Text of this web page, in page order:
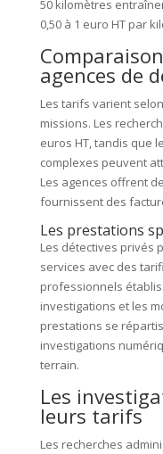
50 kilomètres
0,50 à 1 euro HT par
agences de
Les tarifs varient
missions. Les
euros HT, tandis que
complexes peuvent
Les agences offrent
fournissent des
Les prestations
Les détectives privés
services avec des
professionnels
investigations et les
prestations se
investigations
terrain.
Les
leurs tarifs
Les recherches